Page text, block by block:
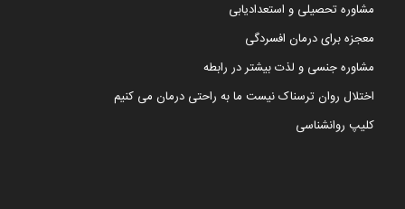
مشاوره تحصیلی و استعدادیابی
معجزه برای درمان افسردگی
مشاوره جنسی و لذت بیشتر در رابطه
اختلال روان ترسناک نیست ما به راحتی درمان می کنیم
کلیپ روانشناسی